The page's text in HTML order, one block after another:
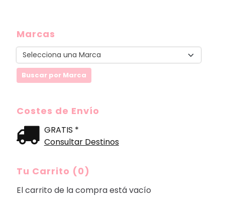
Marcas
Costes de Envío
GRATIS *
Consultar Destinos
Tu Carrito (0)
El carrito de la compra está vacío